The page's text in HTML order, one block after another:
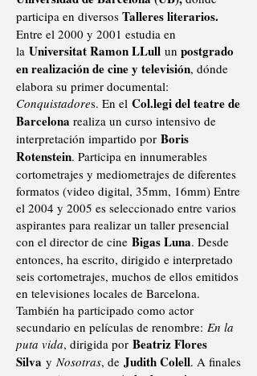
participa en diversos Talleres literarios.
Entre el 2000 y 2001 estudia en
la Universitat Ramon LLull un postgrado
en realización de cine y televisión, dónde
elabora su primer documental:
Conquistadores. En el Col.legi del teatre de
Barcelona realiza un curso intensivo de
interpretación impartido por Boris
Rotenstein. Participa en innumerables
cortometrajes y mediometrajes de diferentes
formatos (video digital, 35mm, 16mm) Entre
el 2004 y 2005 es seleccionado entre varios
aspirantes para realizar un taller presencial
con el director de cine Bigas Luna. Desde
entonces, ha escrito, dirigido e interpretado
seis cortometrajes, muchos de ellos emitidos
en televisiones locales de Barcelona.
También ha participado como actor
secundario en películas de renombre: En la
puta vida, dirigida por Beatriz Flores
Silva y Nosotras, de Judith Colell. A finales